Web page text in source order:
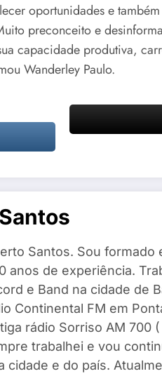
oportunidades e
preconceito e
capacidade produtiva,
Wanderley Paulo.
Santos. Sou
anos de experiência.
e Band na cidade de
Continental FM em
rádio Sorriso AM 700
trabalhei e vou
cidade e do país.